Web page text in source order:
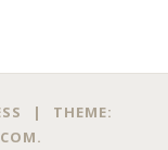
|
THEME:
.